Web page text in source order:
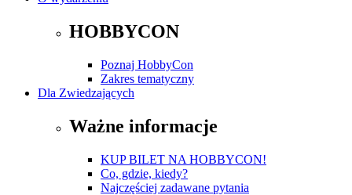
HOBBYCON
Poznaj HobbyCon
Zakres tematyczny
Dla Zwiedzających
Ważne informacje
KUP BILET NA HOBBYCON!
Co, gdzie, kiedy?
Najczęściej zadawane pytania